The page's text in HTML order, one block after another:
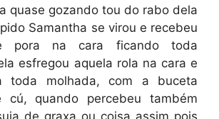
quase gozando tou do rabo dela
Samantha se virou e recebeu
pora na cara ficando toda
esfregou aquela rola na cara e
toda molhada, com a buceta
cú, quando percebeu também
de graxa ou coisa assim pois